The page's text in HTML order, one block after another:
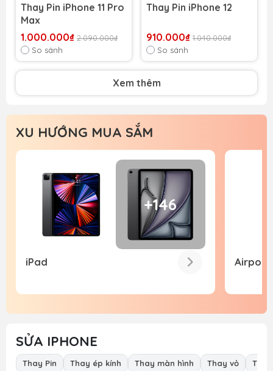
Thay Pin iPhone 11 Pro
Max
1.000.000₫ 2.090.000₫
So sánh
Thay Pin iPhone 12
910.000₫ 1.040.000₫
So sánh
Xem thêm
XU HƯỚNG MUA SẮM
+146
iPad
SỬA IPHONE
Thay Pin Thay ép kính Thay màn hình Thay vỏ